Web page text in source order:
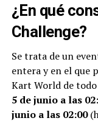
¿En qué
Challenge?
Se trata de un
entera y en el que
Kart World de
5 de junio a las
junio a las 02:00